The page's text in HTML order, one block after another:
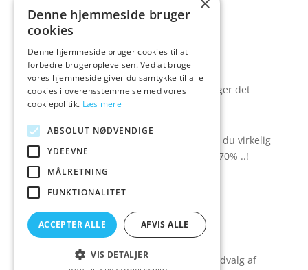
▸ Kundeservice
▸ Sex guides
▸ Leveringsmuligheder
▸ Returnering
Blog
Pris, kvalitet & sexlegetøj – hvordan hænger det
sammen?
Se hvad der ligger i rodekassen - her kan du virkelig
gøre et kup. Der er besparelser på op til 70% ..!
▸ Se tilbuddene her
Artikel oversigt
Tlf: 7876 8672
Amare.dk er siden, der samler et bredt udvalg af
Denne hjemmeside bruger
cookies
Denne hjemmeside bruger cookies til at
forbedre brugeroplevelsen. Ved at bruge
vores hjemmeside giver du samtykke til alle
cookies i overensstemmelse med vores
cookiepolitik. Læs mere
ABSOLUT NØDVENDIGE
YDEEVNE
MÅLRETNING
FUNKTIONALITET
ACCEPTER ALLE AFVIS ALLE
VIS DETALJER